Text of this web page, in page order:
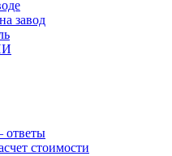
завод
стоимости